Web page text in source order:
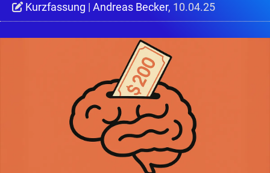
Kurzfassung | Andreas Becker, 10.04.25